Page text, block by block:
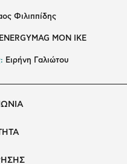
Φιλιππίδης
ENERGYMAG ΜΟΝ ΙΚΕ
Ειρήνη Γαλιώτου